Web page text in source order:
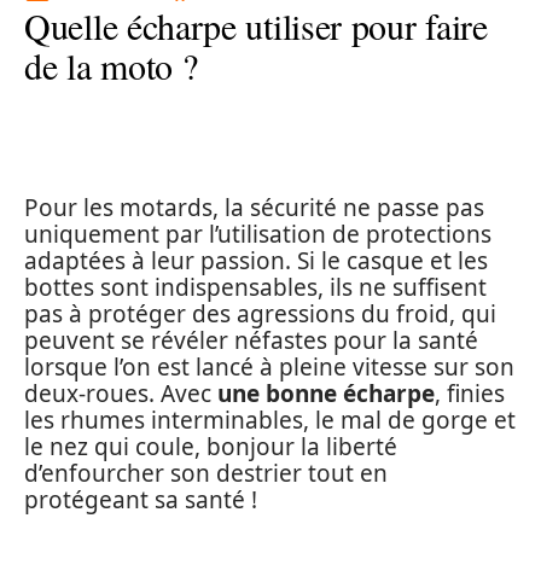
Quelle écharpe utiliser pour faire
de la moto ?
Pour les motards, la sécurité ne passe pas
uniquement par l’utilisation de protections
adaptées à leur passion. Si le casque et les
bottes sont indispensables, ils ne suffisent
pas à protéger des agressions du froid, qui
peuvent se révéler néfastes pour la santé
lorsque l’on est lancé à pleine vitesse sur son
deux-roues. Avec une bonne écharpe, finies
les rhumes interminables, le mal de gorge et
le nez qui coule, bonjour la liberté
d’enfourcher son destrier tout en
protégeant sa santé !